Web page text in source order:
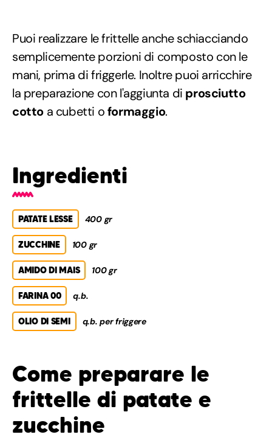
Puoi realizzare le frittelle anche schiacciando
semplicemente porzioni di composto con le
mani, prima di friggerle. Inoltre puoi arricchire
la preparazione con l'aggiunta di prosciutto
cotto a cubetti oformaggio.
Ingredienti
PATATE LESSE 400 gr
ZUCCHINE 100 gr
AMIDO DI MAIS 100 gr
FARINA 00 q.b.
OLIO DI SEMI q.b. per friggere
Come preparare le
frittelle di patate e
zucchine